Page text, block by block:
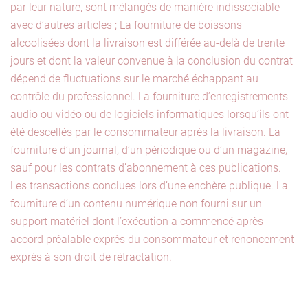
par leur nature, sont mélangés de manière indissociable
avec d’autres articles ; La fourniture de boissons
alcoolisées dont la livraison est différée au-delà de trente
jours et dont la valeur convenue à la conclusion du contrat
dépend de fluctuations sur le marché échappant au
contrôle du professionnel. La fourniture d’enregistrements
audio ou vidéo ou de logiciels informatiques lorsqu’ils ont
été descellés par le consommateur après la livraison. La
fourniture d’un journal, d’un périodique ou d’un magazine,
sauf pour les contrats d’abonnement à ces publications.
Les transactions conclues lors d’une enchère publique. La
fourniture d’un contenu numérique non fourni sur un
support matériel dont l’exécution a commencé après
accord préalable exprès du consommateur et renoncement
exprès à son droit de rétractation.